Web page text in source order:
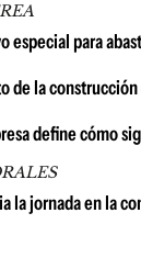
especial para
de la
define cómo
la jornada en la